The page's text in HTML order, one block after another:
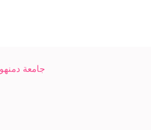
جامعة